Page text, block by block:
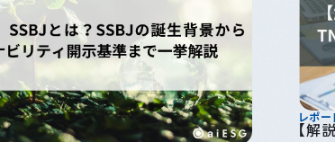
レポー
【解